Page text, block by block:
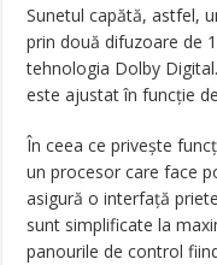
Sunetul capătă, astfel,
prin două difuzoare de
tehnologia Dolby
este ajustat în funcție
În ceea ce privește
un procesor care face
asigură o interfață
sunt simplificate la
panourile de control